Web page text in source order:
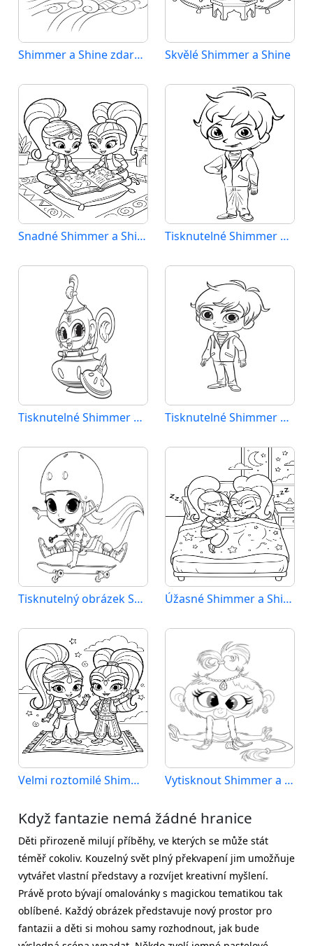
Shimmer a Shine zdarma Skvělé Shimmer a Shine
Snadné Shimmer a Shine Tisknutelné Shimmer a Shine pro děti
Tisknutelné Shimmer a Shine zadarmo Tisknutelné Shimmer a Shine zdarma
Tisknutelný obrázek Shimmer a Shine Úžasné Shimmer a Shine
Velmi roztomilé Shimmer a Shine Vytisknout Shimmer a Shine
Když fantazie nemá žádné hranice
Děti přirozeně milují příběhy, ve kterých se může stát
téměř cokoliv. Kouzelný svět plný překvapení jim umožňuje
vytvářet vlastní představy a rozvíjet kreativní myšlení.
Právě proto bývají omalovánky s magickou tematikou tak
oblíbené. Každý obrázek představuje nový prostor pro
fantazii a děti si mohou samy rozhodnout, jak bude